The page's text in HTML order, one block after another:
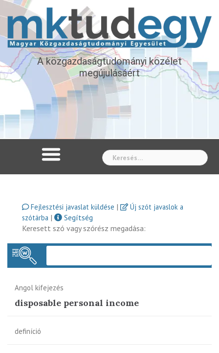
A közgazdaságtudományi közélet
megújulásáért
Fejlesztési javaslat küldése |
Új szót javaslok a
szótárba |
Segítség
Keresett szó vagy szórész megadása:
Angol kifejezés
disposable personal income
definíció